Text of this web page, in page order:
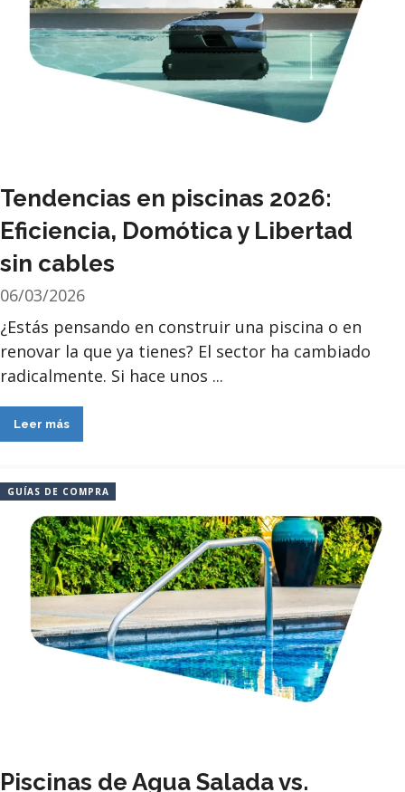
Tendencias en piscinas 2026:
Eficiencia, Domótica y Libertad
sin cables
06/03/2026
¿Estás pensando en construir una piscina o en
renovar la que ya tienes? El sector ha cambiado
radicalmente. Si hace unos ...
Leer más
GUÍAS DE COMPRA
Piscinas de Agua Salada vs.